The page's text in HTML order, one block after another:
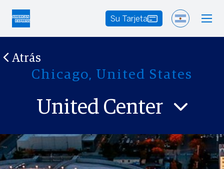
Su Tarjeta
Atrás
Chicago, United States
United Center